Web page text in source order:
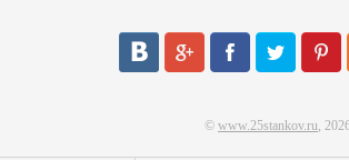
© www.25stankov.ru,